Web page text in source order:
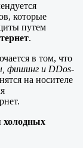
которые
путем
.
в том, что
фишинг и DDos-
на носителе
холодных